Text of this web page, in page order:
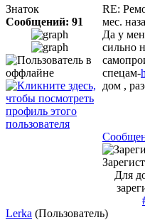
Знаток
Сообщений: 91
RE:
мес.
Да у
сильно
спецам-
дом ,
Для
Lerka (Пользователь)